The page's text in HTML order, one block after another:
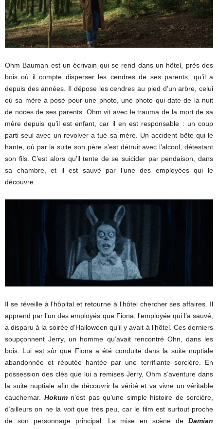
Ohm Bauman est un écrivain qui se rend dans un hôtel, près des
bois où il compte disperser les cendres de ses parents, qu’il a
depuis des années. Il dépose les cendres au pied d’un arbre, celui
où sa mère a posé pour une photo, une photo qui date de la nuit
de noces de ses parents. Ohm vit avec le trauma de la mort de sa
mère depuis qu’il est enfant, car il en est responsable : un coup
parti seul avec un revolver a tué sa mère. Un accident bête qui le
hante, où par la suite son père s’est détruit avec l’alcool, détestant
son fils. C’est alors qu’il tente de se suicider par pendaison, dans
sa chambre, et il est sauvé par l’une des employées qui le
découvre.
Il se réveille à l’hôpital et retourne à l’hôtel chercher ses affaires. Il
apprend par l’un des employés que Fiona, l’employée qui l’a sauvé,
a disparu à la soirée d’Halloween qu’il y avait à l’hôtel. Ces derniers
soupçonnent Jerry, un homme qu’avait rencontré Ohn, dans les
bois. Lui est sûr que Fiona a été conduite dans la suite nuptiale
abandonnée et réputée hantée par une terrifiante sorcière. En
possession des clés que lui a remises Jerry, Ohm s’aventure dans
la suite nuptiale afin de découvrir la vérité et va vivre un véritable
cauchemar. Hokumn’est pas qu’une simple histoire de sorcière,
d’ailleurs on ne la voit que très peu, car le film est surtout proche
de son personnage principal. La mise en scène de Damian